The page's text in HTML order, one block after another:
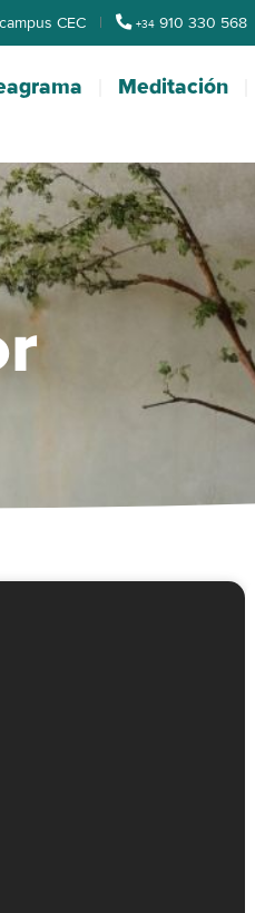
CEC | +34 910 330 568
Meditación